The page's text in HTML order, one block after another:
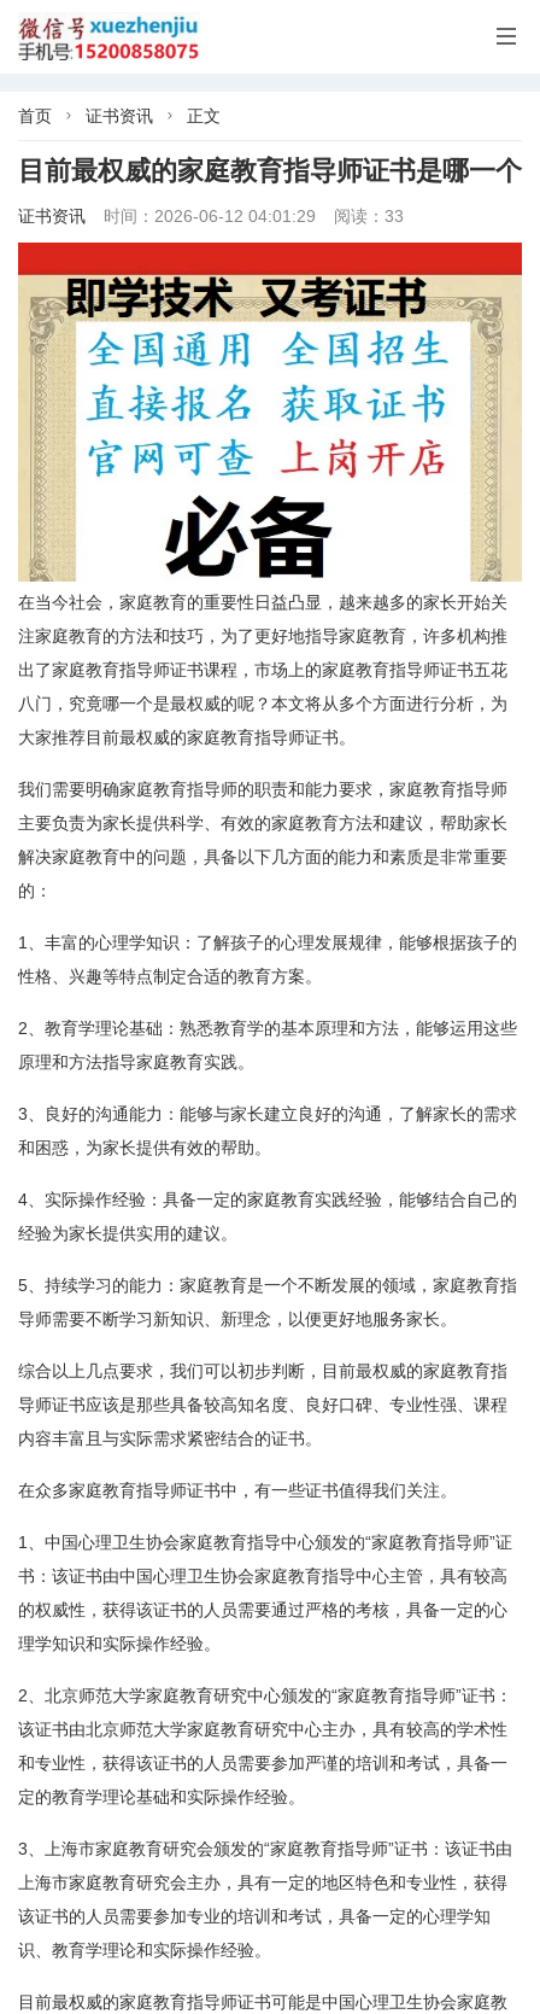

首页  证书资讯  正文
目前最权威的家庭教育指导师证书是哪一个
证书资讯 时间：2026-06-12 04:01:29 阅读：33
在当今社会，家庭教育的重要性日益凸显，越来越多的家长开始关
注家庭教育的方法和技巧，为了更好地指导家庭教育，许多机构推
出了家庭教育指导师证书课程，市场上的家庭教育指导师证书五花
八门，究竟哪一个是最权威的呢？本文将从多个方面进行分析，为
大家推荐目前最权威的家庭教育指导师证书。
我们需要明确家庭教育指导师的职责和能力要求，家庭教育指导师
主要负责为家长提供科学、有效的家庭教育方法和建议，帮助家长
解决家庭教育中的问题，具备以下几方面的能力和素质是非常重要
的：
1、丰富的心理学知识：了解孩子的心理发展规律，能够根据孩子的
性格、兴趣等特点制定合适的教育方案。
2、教育学理论基础：熟悉教育学的基本原理和方法，能够运用这些
原理和方法指导家庭教育实践。
3、良好的沟通能力：能够与家长建立良好的沟通，了解家长的需求
和困惑，为家长提供有效的帮助。
4、实际操作经验：具备一定的家庭教育实践经验，能够结合自己的
经验为家长提供实用的建议。
5、持续学习的能力：家庭教育是一个不断发展的领域，家庭教育指
导师需要不断学习新知识、新理念，以便更好地服务家长。
综合以上几点要求，我们可以初步判断，目前最权威的家庭教育指
导师证书应该是那些具备较高知名度、良好口碑、专业性强、课程
内容丰富且与实际需求紧密结合的证书。
在众多家庭教育指导师证书中，有一些证书值得我们关注。
1、中国心理卫生协会家庭教育指导中心颁发的“家庭教育指导师”证
书：该证书由中国心理卫生协会家庭教育指导中心主管，具有较高
的权威性，获得该证书的人员需要通过严格的考核，具备一定的心
理学知识和实际操作经验。
2、北京师范大学家庭教育研究中心颁发的“家庭教育指导师”证书：
该证书由北京师范大学家庭教育研究中心主办，具有较高的学术性
和专业性，获得该证书的人员需要参加严谨的培训和考试，具备一
定的教育学理论基础和实际操作经验。
3、上海市家庭教育研究会颁发的“家庭教育指导师”证书：该证书由
上海市家庭教育研究会主办，具有一定的地区特色和专业性，获得
该证书的人员需要参加专业的培训和考试，具备一定的心理学知
识、教育学理论和实际操作经验。
目前最权威的家庭教育指导师证书可能是中国心理卫生协会家庭教